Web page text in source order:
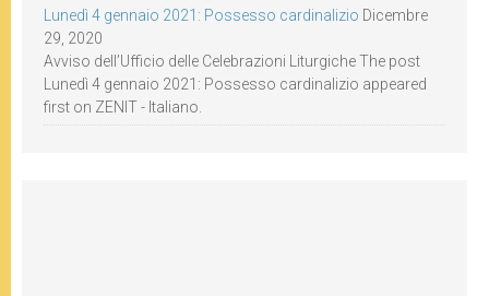
Lunedì 4 gennaio 2021: Possesso cardinalizio Dicembre
29, 2020
Avviso dell’Ufficio delle Celebrazioni Liturgiche The post
Lunedì 4 gennaio 2021: Possesso cardinalizio appeared
first on ZENIT - Italiano.